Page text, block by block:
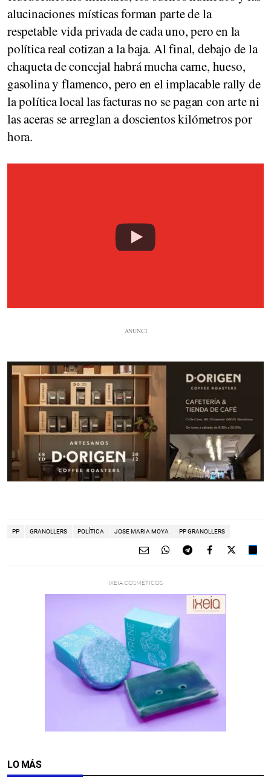
alucinaciones místicas forman parte de la
respetable vida privada de cada uno, pero en la
política real cotizan a la baja. Al final, debajo de la
chaqueta de concejal habrá mucha carne, hueso,
gasolina y flamenco, pero en el implacable rally de
la política local las facturas no se pagan con arte ni
las aceras se arreglan a doscientos kilómetros por
hora.
PP GRANOLLERS POLÍTICA JOSE MARIA MOYA PP GRANOLLERS
LO MÁS